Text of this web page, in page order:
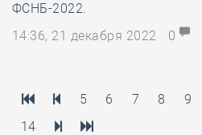
ФСНБ-2022.
14:36, 21 декабря 2022
0
5 6 7 8 9
14